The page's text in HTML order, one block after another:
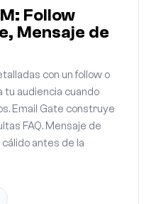
Follow
Mensaje de
con un follow o
tu audiencia cuando
Email Gate construye
FAQ. Mensaje de
antes de la